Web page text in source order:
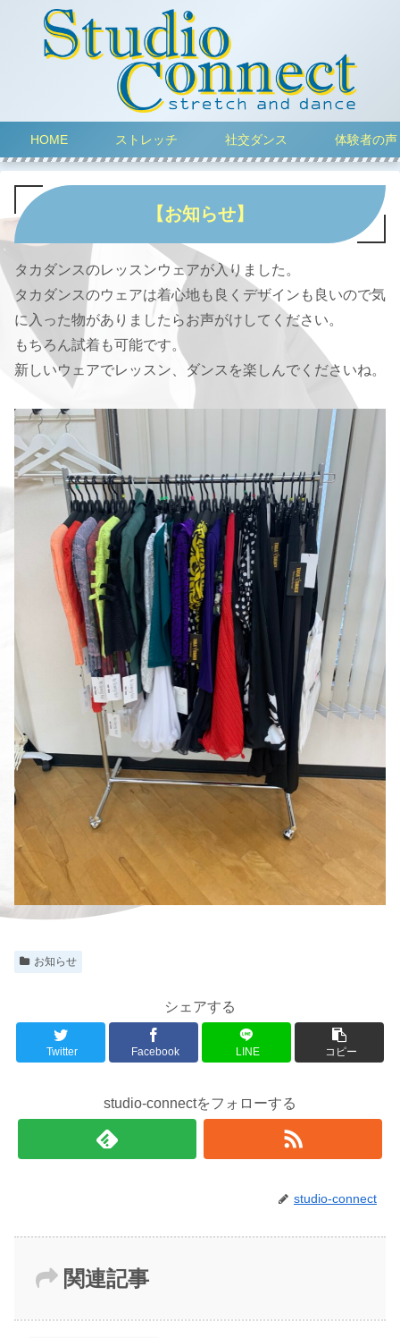
HOME ストレッチ 社交ダンス 体験者の声
【お知らせ】
タカダンスのレッスンウェアが入りました。
タカダンスのウェアは着心地も良くデザインも良いので気
に入った物がありましたらお声がけしてください。
もちろん試着も可能です。
新しいウェアでレッスン、ダンスを楽しんでくださいね。
お知らせ
シェアする
Twitter Facebook LINE コピー
studio-connectをフォローする
studio-connect
関連記事